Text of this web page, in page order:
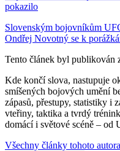
pokazilo
Slovenským bojovníkům
Ondřej Novotný se k
Tento článek byl publikován
Kde končí slova, nastupuje
smíšených bojových umění
zápasů, přestupy, statistiky i
vteřiny, taktika a tvrdý
domácí i světové scéně – od
Všechny články tohoto